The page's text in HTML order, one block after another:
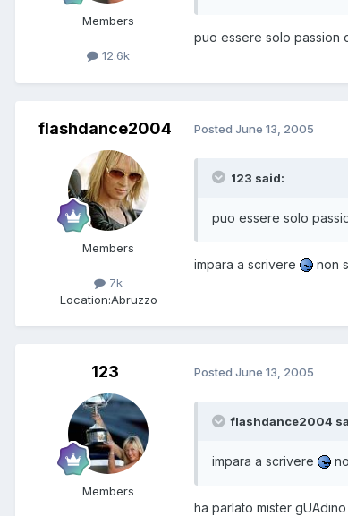
Members
12.6k
puo essere solo passion
flashdance2004
Members
7k
Location:Abruzzo
Posted June 13, 2005
123 said:
puo essere solo
impara a scrivere non
123
Members
Posted June 13, 2005
flashdance2004
impara a scrivere
ha parlato mister gUAdino